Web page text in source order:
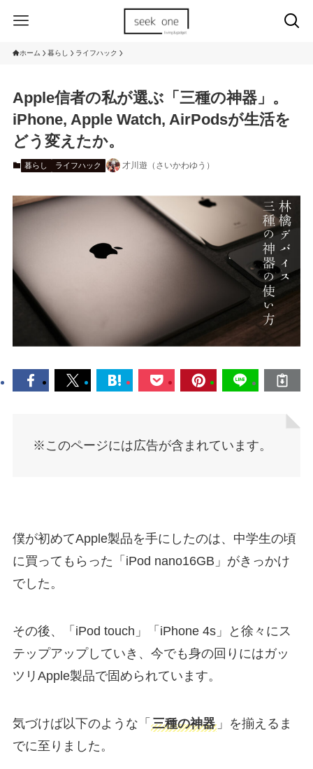
ホーム 暮らし ライフハック
Apple信者の私が選ぶ「三種の神器」。
iPhone, Apple Watch, AirPodsが生活を
どう変えたか。
暮らし ライフハック 才川遊（さいかわゆう）
※このページには広告が含まれています。
僕が初めてApple製品を手にしたのは、中学生の頃
に買ってもらった「iPod nano16GB」がきっかけ
でした。
その後、「iPod touch」「iPhone 4s」と徐々にス
テップアップしていき、今でも身の回りにはガッ
ツリApple製品で固められています。
気づけば以下のような「 三種の神器」を揃えるま
でに至りました。